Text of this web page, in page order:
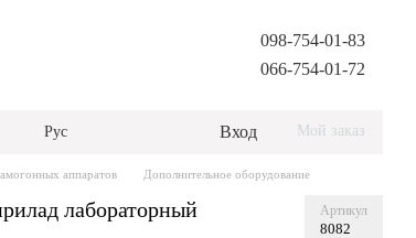
098-754-01-83
066-754-01-72
Рус Вход Мой заказ
аппаратов Дополнительное оборудование
лабораторный Артикул
8082